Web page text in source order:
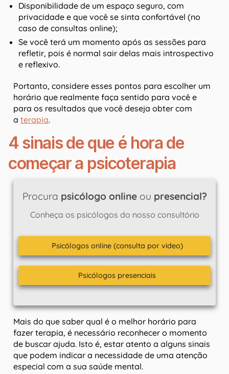
Disponibilidade de um espaço seguro, com
privacidade e que você se sinta confortável (no
caso de consultas online);
Se você terá um momento após as sessões para
refletir, pois é normal sair delas mais introspectivo
e reflexivo.
Portanto, considere esses pontos para escolher um
horário que realmente faça sentido para você e
para os resultados que você deseja obter com
a terapia.
4 sinais de que é hora de
começar a psicoterapia
Procura psicólogo onlineou presencial?
Conheça os psicólogos do nosso consultório
Psicólogos online (consulta por video)
Psicólogos presenciais
Mais do que saber qual é o melhor horário para
fazer terapia, é necessário reconhecer o momento
de buscar ajuda. Isto é, estar atento a alguns sinais
que podem indicar a necessidade de uma atenção
especial com a sua saúde mental.